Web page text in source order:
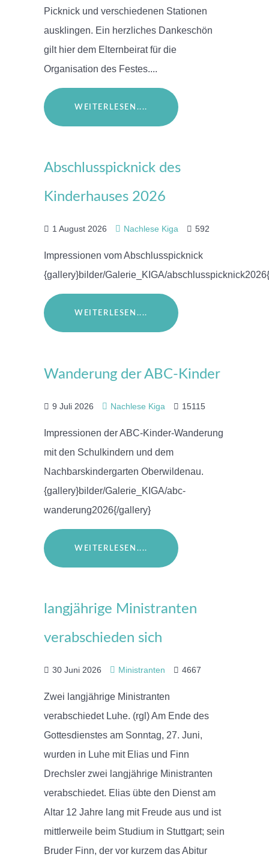
Picknick und verschiedenen Stationen
ausklingen. Ein herzliches Dankeschön
gilt hier dem Elternbeirat für die
Organisation des Festes....
WEITERLESEN....
Abschlusspicknick des
Kinderhauses 2026
1 August 2026 Nachlese Kiga 592
Impressionen vom Abschlusspicknick
{gallery}bilder/Galerie_KIGA/
WEITERLESEN....
Wanderung der ABC-Kinder
9 Juli 2026 Nachlese Kiga 15115
Impressionen der ABC-Kinder-Wanderung
mit den Schulkindern und dem
Nachbarskindergarten Oberwildenau.
{gallery}bilder/Galerie_KIGA/abc-
wanderung2026{/gallery}
WEITERLESEN....
langjährige Ministranten
verabschieden sich
30 Juni 2026 Ministranten 4667
Zwei langjährige Ministranten
verabschiedet Luhe. (rgl) Am Ende des
Gottesdienstes am Sonntag, 27. Juni,
wurden in Luhe mit Elias und Finn
Drechsler zwei langjährige Ministranten
verabschiedet. Elias übte den Dienst am
Altar 12 Jahre lang mit Freude aus und ist
mittlerweile beim Studium in Stuttgart; sein
Bruder Finn, der vor kurzem das Abitur